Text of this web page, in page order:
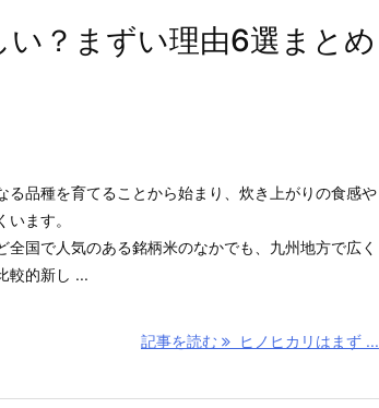
？まずい理由6選まとめ
る品種を育てることから始まり、炊き上がりの食感や
ます。
全国で人気のある銘柄米のなかでも、九州地方で広く
較的新し ...
記事を読む ヒノヒカリはまず ...